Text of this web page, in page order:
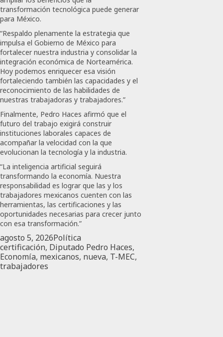
transformación tecnológica puede generar
para México.
“Respaldo plenamente la estrategia que
impulsa el Gobierno de México para
fortalecer nuestra industria y consolidar la
integración económica de Norteamérica.
Hoy podemos enriquecer esa visión
fortaleciendo también las capacidades y el
reconocimiento de las habilidades de
nuestras trabajadoras y trabajadores.”
Finalmente, Pedro Haces afirmó que el
futuro del trabajo exigirá construir
instituciones laborales capaces de
acompañar la velocidad con la que
evolucionan la tecnología y la industria.
“La inteligencia artificial seguirá
transformando la economía. Nuestra
responsabilidad es lograr que las y los
trabajadores mexicanos cuenten con las
herramientas, las certificaciones y las
oportunidades necesarias para crecer junto
con esa transformación.”
agosto 5, 2026Política
certificación, Diputado Pedro Haces,
Economía, mexicanos, nueva, T-MEC,
trabajadores